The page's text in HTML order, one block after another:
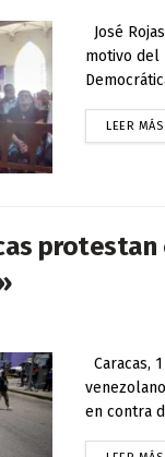
José
motivo del
LEER MÁS
Caracas,
en contra